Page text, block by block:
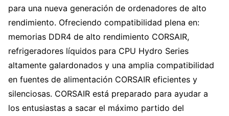
para una nueva generación de ordenadores de alto
rendimiento. Ofreciendo compatibilidad plena en:
memorias DDR4 de alto rendimiento CORSAIR,
refrigeradores líquidos para CPU Hydro Series
altamente galardonados y una amplia compatibilidad
en fuentes de alimentación CORSAIR eficientes y
silenciosas. CORSAIR está preparado para ayudar a
los entusiastas a sacar el máximo partido del